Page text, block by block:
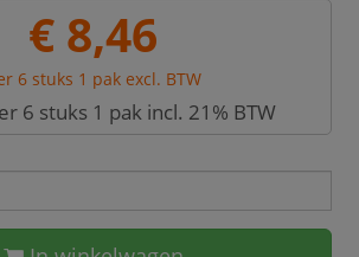
€ 8,46
6 stuks 1 pak excl. BTW
6 stuks 1 pak incl. 21% BTW